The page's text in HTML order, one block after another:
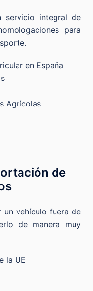
servicio integral de
para
en España
Agrícolas
de
un vehículo fuera de
de manera muy
la UE